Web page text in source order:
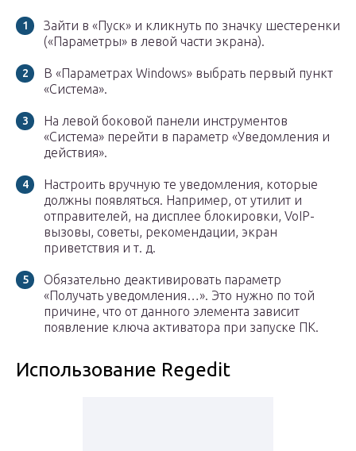
Зайти в «Пуск» и кликнуть по значку шестеренки
(«Параметры» в левой части экрана).
В «Параметрах Windows» выбрать первый пункт
«Система».
На левой боковой панели инструментов
«Система» перейти в параметр «Уведомления и
действия».
Настроить вручную те уведомления, которые
должны появляться. Например, от утилит и
отправителей, на дисплее блокировки, VoIP-
вызовы, советы, рекомендации, экран
приветствия и т. д.
Обязательно деактивировать параметр
«Получать уведомления…». Это нужно по той
причине, что от данного элемента зависит
появление ключа активатора при запуске ПК.
Использование Regedit